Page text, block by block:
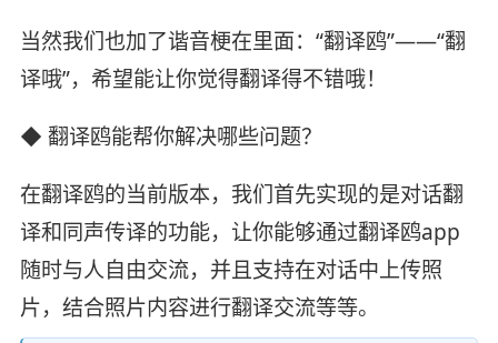
当然我们也加了谐音梗在里面：“翻译鸥”——“翻
译哦”，希望能让你觉得翻译得不错哦！
◆ 翻译鸥能帮你解决哪些问题？
在翻译鸥的当前版本，我们首先实现的是对话翻
译和同声传译的功能，让你能够通过翻译鸥app
随时与人自由交流，并且支持在对话中上传照
片，结合照片内容进行翻译交流等等。